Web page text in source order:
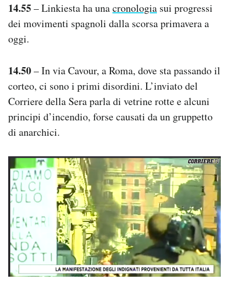
14.55– Linkiesta ha unacronologia sui progressi
dei movimenti spagnoli dalla scorsa primavera a
oggi.
14.50– In via Cavour, a Roma, dove sta passando il
corteo, ci sono i primi disordini. L’inviato del
Corriere della Sera parla di vetrine rotte e alcuni
principi d’incendio, forse causati da un gruppetto
di anarchici.